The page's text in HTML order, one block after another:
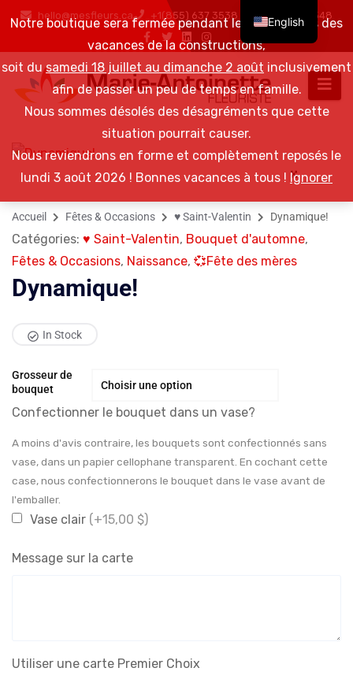
Notre boutique sera fermée pendant les 2 semaines des
vacances de la constructions,
soit dusamedi 18 juillet au dimanche 2 août inclusivement
afin de passer un peu de temps en famille.
Nous sommes désolés des désagréments que cette
situation pourrait causer.
Nous reviendrons en forme et complètement reposés le
lundi 3 août 2026 ! Bonnes vacances à tous ! Ignorer
hello@mesfleurs.ca +1(855) 637 3538 / +1(819) 376 6548
Accueil Fêtes & Occasions ♥ Saint-Valentin Dynamique!
Catégories: ♥ Saint-Valentin, Bouquet d'automne,
Fêtes & Occasions, Naissance, 💞Fête des mères
Dynamique!
In Stock
Grosseur de
bouquet
Confectionner le bouquet dans un vase?
A moins d'avis contraire, les bouquets sont confectionnés sans
vase, dans un papier cellophane transparent. En cochant cette
case, nous confectionnerons le bouquet dans le vase avant de
l'emballer.
Vase clair (+15,00 $)
Message sur la carte
Utiliser une carte Premier Choix
English